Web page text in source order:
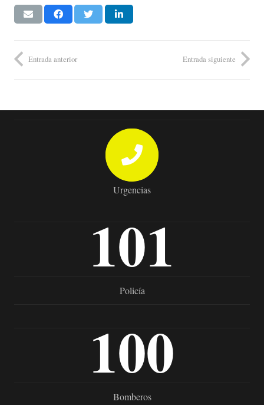
Entrada anterior Entrada siguiente
Urgencias
101
Policía
100
Bomberos